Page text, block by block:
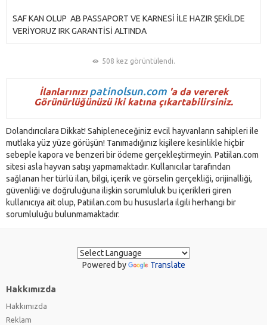
SAF KAN OLUP AB PASSAPORT VE KARNESİ İLE HAZIR ŞEKİLDE
VERİYORUZ IRK GARANTİSİ ALTINDA
508 kez görüntülendi.
İlanlarınızı patinolsun.com'a da vererek
Görünürlüğünüzü iki katına çıkartabilirsiniz.
Dolandırıcılara Dikkat! Sahipleneceğiniz evcil hayvanların sahipleri ile
mutlaka yüz yüze görüşün! Tanımadığınız kişilere kesinlikle hiçbir
sebeple kapora ve benzeri bir ödeme gerçekleştirmeyin. Patiilan.com
sitesi asla hayvan satışı yapmamaktadır. Kullanıcılar tarafından
sağlanan her türlü ilan, bilgi, içerik ve görselin gerçekliği, orijinalliği,
güvenliği ve doğruluğuna ilişkin sorumluluk bu içerikleri giren
kullanıcıya ait olup, Patiilan.com bu hususlarla ilgili herhangi bir
sorumluluğu bulunmamaktadır.
Powered by Translate
Hakkımızda
Hakkımızda
Reklam